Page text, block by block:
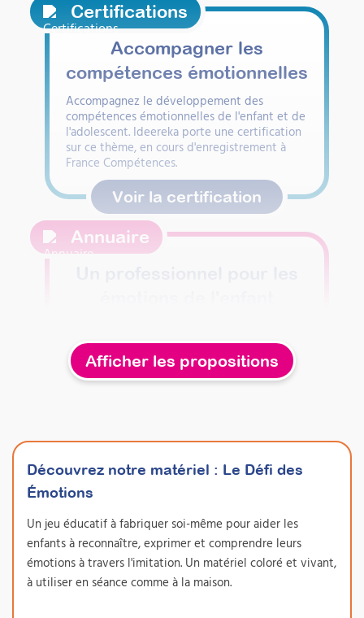
Certifications
Accompagner les
compétences émotionnelles
Accompagnez le développement des
compétences émotionnelles de l'enfant et de
l'adolescent. Ideereka porte une certification
sur ce thème, en cours d'enregistrement à
France Compétences.
Voir la certification
Annuaire
ses émotions ? Trouvez un professionnel
formé près de chez vous.
Afficher les propositions
Découvrez notre matériel : Le Défi des
Émotions
Un jeu éducatif à fabriquer soi-même pour aider les
enfants à reconnaître, exprimer et comprendre leurs
émotions à travers l'imitation. Un matériel coloré et vivant,
à utiliser en séance comme à la maison.